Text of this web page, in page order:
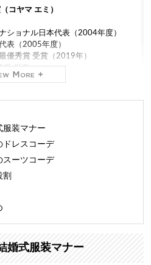
コヤマ エミ）
ショナル日本代表（2004年度）
表（2005年度）
優秀賞 受賞（2019年）
級 保有
シャス 代表取締役社長（2012年
ターネット専門
ルやアパレルバイヤーの経験もあ
シャスでは主に商品の仕入れを担
とする100を超えるメディアに出演
服装マナー
ドレスコーデ
スーツコーデ
割
婚式服装マナー